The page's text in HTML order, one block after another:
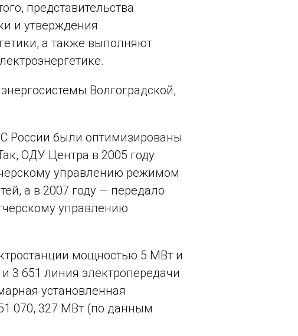
представительства
и утверждения
а также выполняют
Волгоградской,
России были оптимизированы
ОДУ Центра в 2005 году
управлению режимом
а в 2007 году — передало
управлению
мощностью 5 МВт и
3 651 линия электропередачи
установленная
070, 327 МВт (по данным